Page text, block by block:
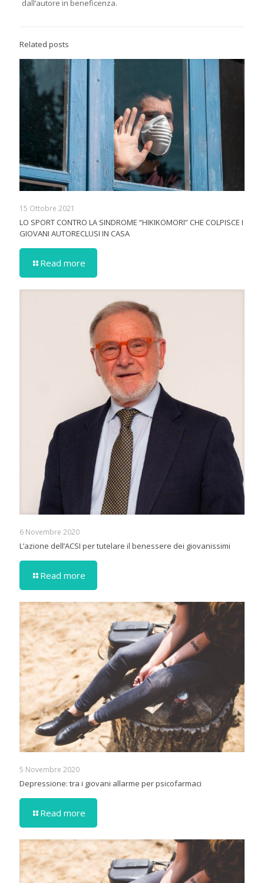
dall’autore in beneficenza.
Related posts
15 Ottobre 2021
LO SPORT CONTRO LA SINDROME “HIKIKOMORI” CHE COLPISCE I
GIOVANI AUTORECLUSI IN CASA
Read more
6 Novembre 2020
L’azione dell’ACSI per tutelare il benessere dei giovanissimi
Read more
5 Novembre 2020
Depressione: tra i giovani allarme per psicofarmaci
Read more